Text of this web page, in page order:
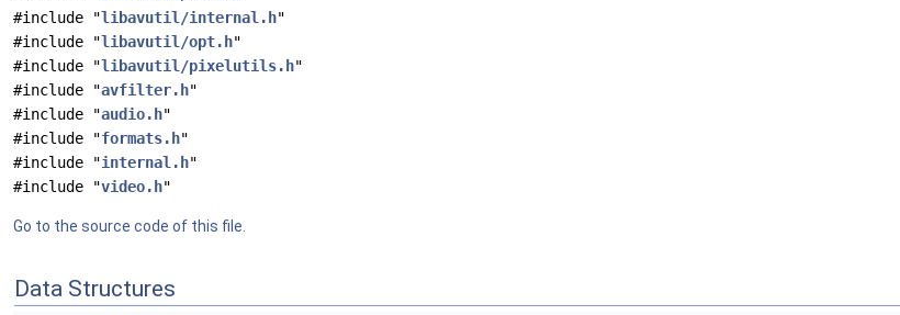
#include "libavutil/internal.h"
#include "libavutil/opt.h"
#include "libavutil/pixelutils.h"
#include "avfilter.h"
#include "audio.h"
#include "formats.h"
#include "internal.h"
#include "video.h"
Go to the source code of this file.
Data Structures